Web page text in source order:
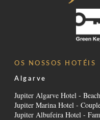
OS NOSSOS HOTÉIS
Algarve
Jupiter Algarve Hotel -
Jupiter Marina Hotel -
Jupiter Albufeira Hotel -